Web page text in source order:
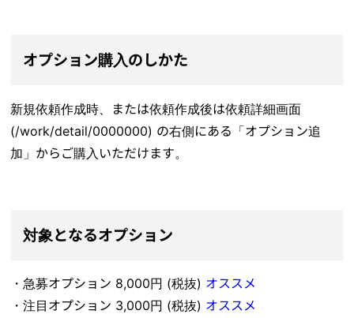
オプション購入のしかた
新規依頼作成時、または依頼作成後は依頼詳細画面
(/work/detail/0000000) の右側にある「オプション追
加」からご購入いただけます。
対象となるオプション
・急募オプション 8,000円 (税抜) オススメ
・注目オプション 3,000円 (税抜) オススメ